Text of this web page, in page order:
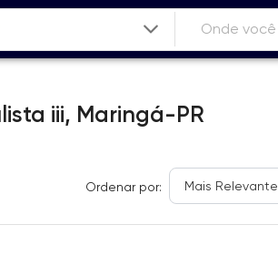
iii, Maringá-PR
Ordenar por: Mais Relevante